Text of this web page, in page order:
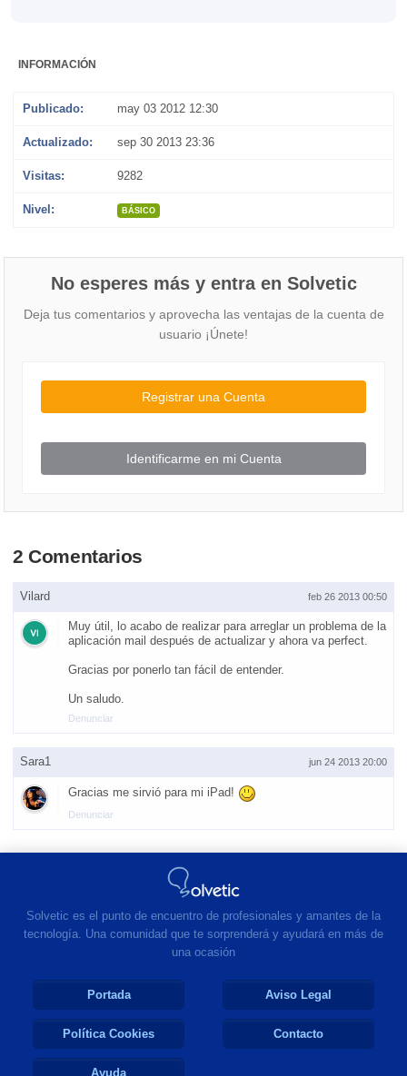
INFORMACIÓN
Publicado: may 03 2012 12:30
Actualizado: sep 30 2013 23:36
Visitas: 9282
Nivel: BÁSICO
No esperes más y entra en Solvetic
Deja tus comentarios y aprovecha las ventajas de la cuenta de
usuario ¡Únete!
Registrar una Cuenta
Identificarme en mi Cuenta
2 Comentarios
Vilard feb 26 2013 00:50
Muy útil, lo acabo de realizar para arreglar un problema de la
aplicación mail después de actualizar y ahora va perfect.
Gracias por ponerlo tan fácil de entender.
Un saludo.
Denunciar
Sara1 jun 24 2013 20:00
Gracias me sirvió para mi iPad!
Denunciar
Solvetic es el punto de encuentro de profesionales y amantes de la
tecnología. Una comunidad que te sorprenderá y ayudará en más de
una ocasión
Portada Aviso Legal
Política Cookies Contacto
Ayuda